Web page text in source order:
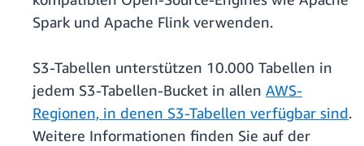
Spark und Apache Flink verwenden.
S3-Tabellen unterstützen 10.000 Tabellen in
jedem S3-Tabellen-Bucket in allen AWS-
Regionen, in denen S3-Tabellen verfügbar sind.
Weitere Informationen finden Sie auf der